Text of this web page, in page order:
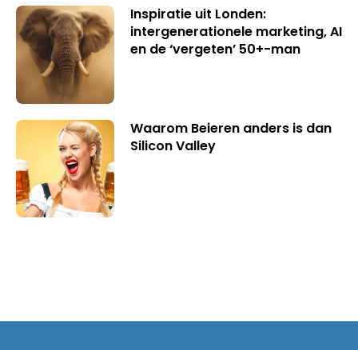
Inspiratie uit Londen:
intergenerationele marketing, AI
en de ‘vergeten’ 50+-man
Waarom Beieren anders is dan
Silicon Valley